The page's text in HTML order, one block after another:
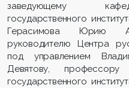
заведующему
государственного
Герасимова Юрию
руководителю Центра
под управлением
Девятову,
государственного